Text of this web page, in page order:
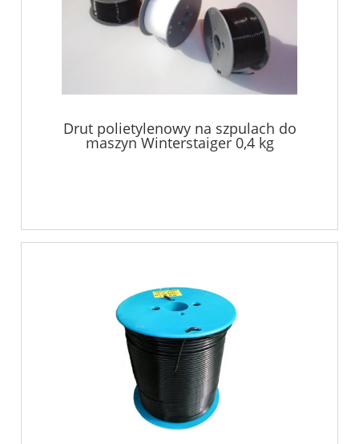
Drut polietylenowy na szpulach do
maszyn Winterstaiger 0,4 kg
transparentny